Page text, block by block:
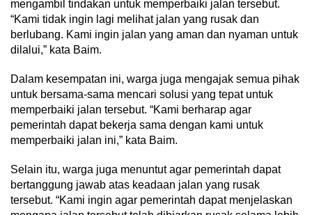
mengambil tindakan untuk memperbaiki jalan tersebut.
“Kami tidak ingin lagi melihat jalan yang rusak dan
berlubang. Kami ingin jalan yang aman dan nyaman untuk
dilalui,” kata Baim.
Dalam kesempatan ini, warga juga mengajak semua pihak
untuk bersama-sama mencari solusi yang tepat untuk
memperbaiki jalan tersebut. “Kami berharap agar
pemerintah dapat bekerja sama dengan kami untuk
memperbaiki jalan ini,” kata Baim.
Selain itu, warga juga menuntut agar pemerintah dapat
bertanggung jawab atas keadaan jalan yang rusak
tersebut. “Kami ingin agar pemerintah dapat menjelaskan